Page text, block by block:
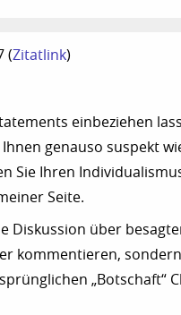
(Zitatlink)
einbeziehen
genauso suspekt
Sie Ihren
Seite.
Diskussion über
kommentieren,
„Botschaft“